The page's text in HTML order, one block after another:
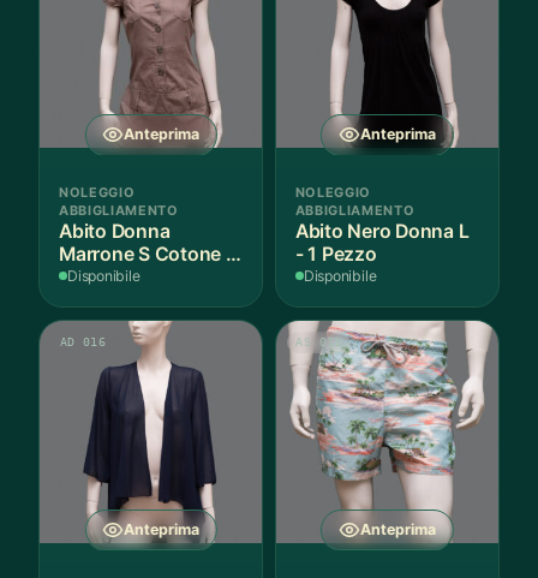
pagina
Anteprima
NOLEGGIO
ABBIGLIAMENTO
Abito Donna
Marrone S Cotone -
1 Pezzo
Disponibile
Anteprima
NOLEGGIO
ABBIGLIAMENTO
Abito Nero Donna L
- 1 Pezzo
Disponibile
Anteprima
AD 016
Anteprima
AS 011